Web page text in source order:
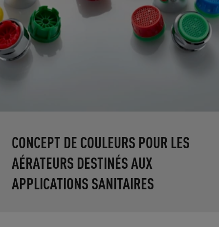
CONCEPT DE COULEURS POUR LES
AÉRATEURS DESTINÉS AUX
APPLICATIONS SANITAIRES